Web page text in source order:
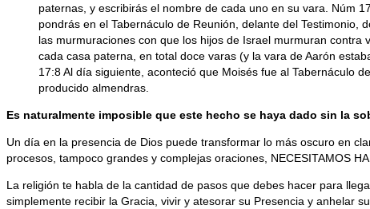
paternas, y escribirás el nombre de cada uno en su vara. Núm
pondrás en el Tabernáculo de Reunión, delante del
las murmuraciones con que los hijos de Israel murmuran
cada casa paterna, en total doce varas (y la vara de Aarón
17:8 Al día siguiente, aconteció que Moisés fue al Tabernáculo
producido almendras.
Es naturalmente imposible que este hecho se haya dado sin la
Un día en la presencia de Dios puede transformar lo más oscuro en
procesos, tampoco grandes y complejas oraciones, NECESITAMOS
La religión te habla de la cantidad de pasos que debes hacer para
simplemente recibir la Gracia, vivir y atesorar su Presencia y anhelar